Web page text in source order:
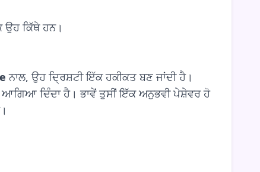
ਉਹ ਕਿੱਥੇ ਹਨ।
ਨਾਲ, ਉਹ ਦ੍ਰਿਸ਼ਟੀ ਇੱਕ ਹਕੀਕਤ ਬਣ ਜਾਂਦੀ ਹੈ।
ਆਗਿਆ ਦਿੰਦਾ ਹੈ। ਭਾਵੇਂ ਤੁਸੀਂ ਇੱਕ ਅਨੁਭਵੀ ਪੇਸ਼ੇਵਰ ਹੋ